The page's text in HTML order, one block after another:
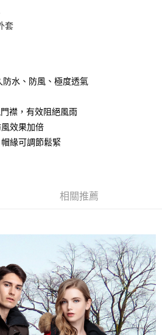
之後才付款」的支付方式。 讓您購物簡單
綁卡、不需儲值。
認證，即可結帳。
，再付款。
繳費通知簡訊。
，點擊此簡訊中的連結，可透過四大超商／
取消之訂單仍視為有效，需透過AFTEE先享
享後付 」之結帳頁面顯示為準，若有關於
退款等相關疑問，請聯繫「AFTEE先享後付
support/home
司提供之「AFTEE先享後付」服務完成之交
供個人資料，並將交易相關給付款項請求債
上)免運費
以上)免運費
以上)免運費
套
水、防風、極度透氣
襟，有效阻絕風雨
效果加倍
緣可調節鬆緊
相關推薦